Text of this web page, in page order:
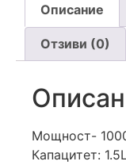
Описание
Отзиви (0)
Мощност-
Капацитет: